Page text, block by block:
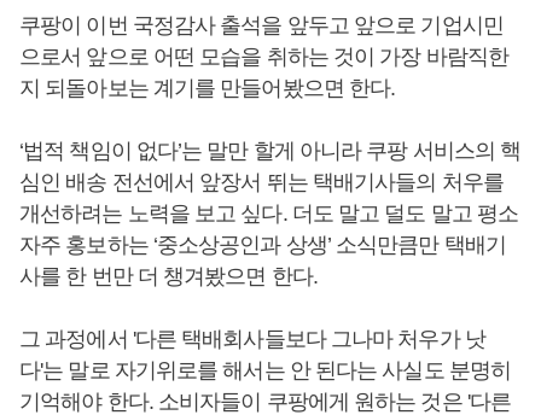
쿠팡이 이번 국정감사 출석을 앞두고 앞으로 기업시민
으로서 앞으로 어떤 모습을 취하는 것이 가장 바람직한
지 되돌아보는 계기를 만들어봤으면 한다.
‘법적 책임이 없다’는 말만 할게 아니라 쿠팡 서비스의 핵
심인 배송 전선에서 앞장서 뛰는 택배기사들의 처우를
개선하려는 노력을 보고 싶다. 더도 말고 덜도 말고 평소
자주 홍보하는 ‘중소상공인과 상생’ 소식만큼만 택배기
사를 한 번만 더 챙겨봤으면 한다.
그 과정에서 '다른 택배회사들보다 그나마 처우가 낫
다'는 말로 자기위로를 해서는 안 된다는 사실도 분명히
기억해야 한다. 소비자들이 쿠팡에게 원하는 것은 '다른